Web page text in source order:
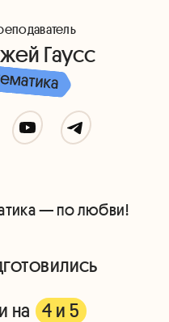
Гаусс
— по любви!
на 4 и 5